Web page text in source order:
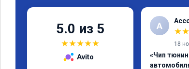
5.0 из 5
★★★★★
Avito
A
★★
18
«Чип